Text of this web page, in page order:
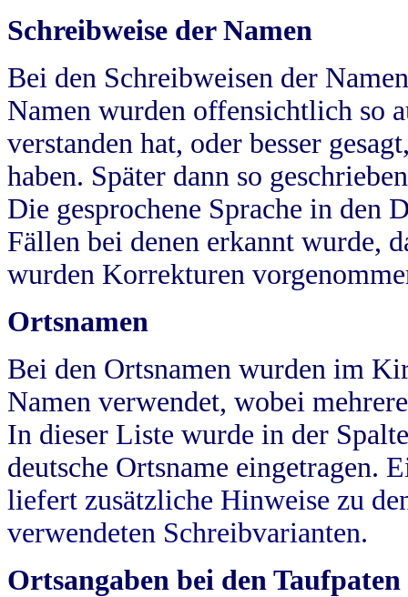
Schreibweise der Namen
Bei den Schreibweisen der
Namen wurden offensichtlich so
verstanden hat, oder besser
haben. Später dann so
Die gesprochene Sprache in
Fällen bei denen erkannt wurde,
wurden Korrekturen
Ortsnamen
Bei den Ortsnamen wurden im
Namen verwendet, wobei
In dieser Liste wurde in der
deutsche Ortsname eingetragen.
liefert zusätzliche Hinweise zu
verwendeten Schreibvarianten.
Ortsangaben bei den Taufpaten